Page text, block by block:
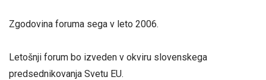
Zgodovina foruma sega v leto 2006.
Letošnji forum bo izveden v okviru slovenskega
predsednikovanja Svetu EU.